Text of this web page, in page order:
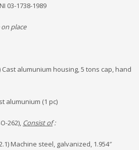
03-1738-1989
place
Cast alumunium housing, 5 tons cap, hand
alumunium (1 pc)
262), Consist of:
Machine steel, galvanized, 1.954″